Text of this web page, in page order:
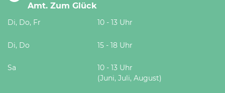
Amt. Zum Glück
Di, Do, Fr 10 - 13 Uhr
Di, Do 15 - 18 Uhr
Sa
10 - 13 Uhr
(Juni, Juli, August)